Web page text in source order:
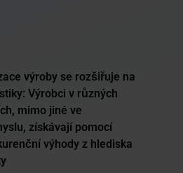
výroby se rozšiřuje na
Výrobci v různých
mimo jiné ve
získávají pomocí
výhody z hlediska